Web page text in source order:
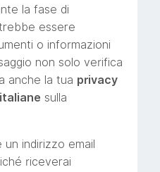
la fase di
essere
o informazioni
non solo verifica
anche la tua privacy
sulla
un indirizzo email
riceverai